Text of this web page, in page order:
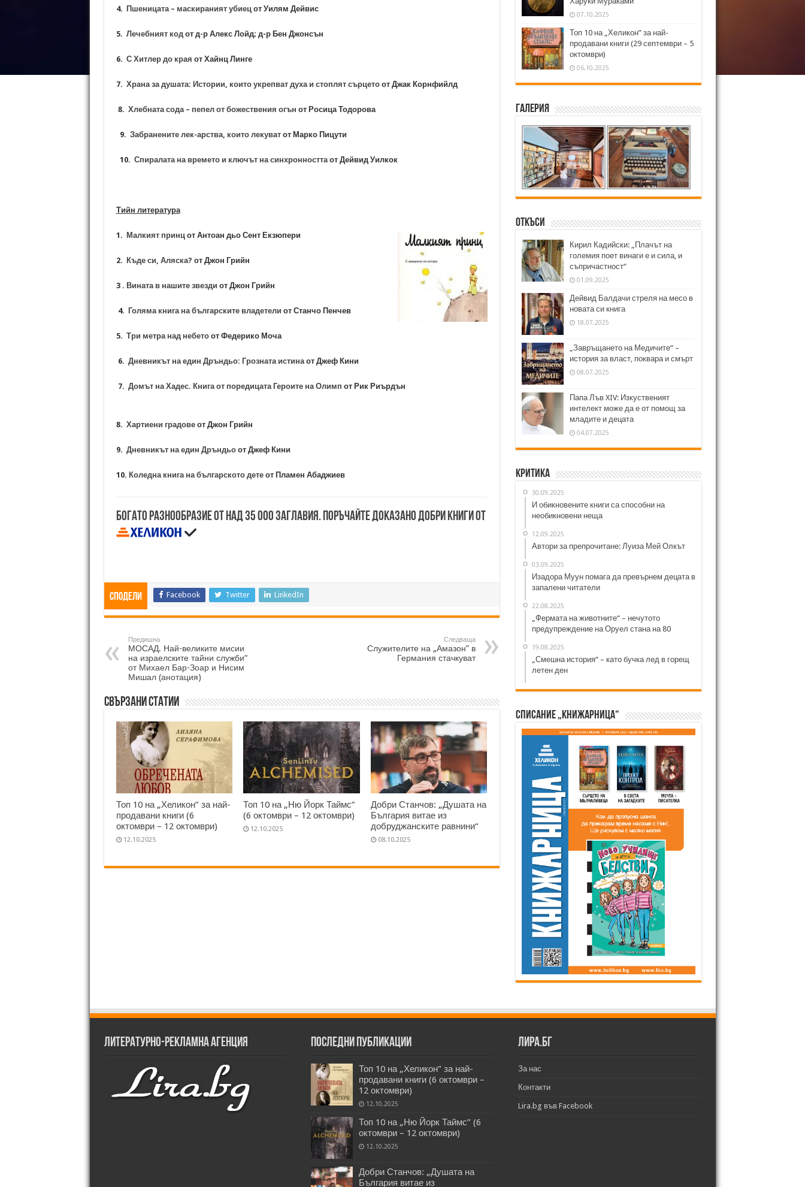
4. Пшеницата – маскираният убиецот Уилям Дейвис
5. Лечебният кодот д-р Алекс Лойд; д-р Бен Джонсън
6. С Хитлер до края от Хайнц Линге
7. Храна за душата: Истории, които укрепват духа и стоплят сърцетоот Джак Корнфийлд
8. Хлебната сода – пепел от божествения огън от Росица Тодорова
9. Забранените лек-арства, които лекуватот Марко Пицути
10. Спиралата на времето и ключът на синхронносттаот Дейвид Уилкок
Тийн литература
1. Малкият принцот Антоан дьо Сент Екзюпери
2. Къде си, Аляска? от Джон Грийн
3 . Вината в нашите звезди от Джон Грийн
4. Голяма книга на българските владетели от Станчо Пенчев
5. Три метра над небетоот Федерико Моча
6. Дневникът на един Дръндьо: Грозната истинаот Джеф Кини
7. Домът на Хадес. Книга от поредицата Героите на Олимп от Рик Риърдън
8. Хартиени градовеот Джон Грийн
9. Дневникът на един Дръндьо от Джеф Кини
10. Коледна книга на българското детеот Пламен Абаджиев
Богато разнообразие от над 35 000 заглавия. Поръчайте доказано добри книги от
Сподели Facebook Twitter LinkedIn
Предишна
МОСАД. Най-великите мисии
на израелските тайни служби“
от Михаел Бар-Зоар и Нисим
Мишал (анотация)
Следваща
Служителите на „Амазон” в
Германия стачкуват
Свързани статии
Топ 10 на „Хеликон” за най-
продавани книги (6
октомври – 12 октомври)
12.10.2025
Топ 10 на „Ню Йорк Таймс”
(6 октомври – 12 октомври)
12.10.2025
Добри Станчов: „Душата на
България витае из
добруджанските равнини“
08.10.2025
07.10.2025
Топ 10 на „Хеликон” за най-
продавани книги (29 септември – 5
октомври)
06.10.2025
Галерия
Откъси
Кирил Кадийски: „Плачът на
големия поет винаги е и сила, и
съпричастност“
01.09.2025
Дейвид Балдачи стреля на месо в
новата си книга
18.07.2025
„Завръщането на Медичите“ –
история за власт, поквара и смърт
08.07.2025
Папа Лъв XIV: Изкуственият
интелект може да е от помощ за
младите и децата
04.07.2025
Критика
30.09.2025
И обикновените книги са способни на
необикновени неща
12.09.2025
Автори за препрочитане: Луиза Мей Олкът
03.09.2025
Изадора Муун помага да превърнем децата в
запалени читатели
22.08.2025
„Фермата на животните“ – нечутото
предупреждение на Оруел стана на 80
19.08.2025
„Смешна история“ – като бучка лед в горещ
летен ден
Списание „Книжарница“
Литературно-рекламна агенция Последни публикации
Топ 10 на „Хеликон” за най-
продавани книги (6 октомври –
12 октомври)
12.10.2025
Топ 10 на „Ню Йорк Таймс” (6
октомври – 12 октомври)
12.10.2025
Добри Станчов: „Душата на
България витае из
Лира.бг
За нас
Контакти
Lira.bg във Facebook